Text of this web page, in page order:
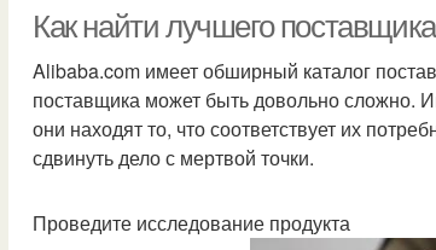
Как найти лучшего
Alibaba.com имеет обширный каталог
поставщика может быть довольно сложно.
они находят то, что соответствует их
сдвинуть дело с мертвой точки.
Проведите исследование продукта